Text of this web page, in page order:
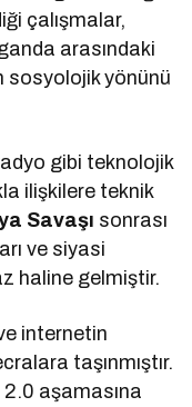
çalışmalar,
arasındaki
sosyolojik yönünü
gibi teknolojik
ilişkilere teknik
Savaşı sonrası
ve siyasi
haline gelmiştir.
internetin
taşınmıştır.
aşamasına